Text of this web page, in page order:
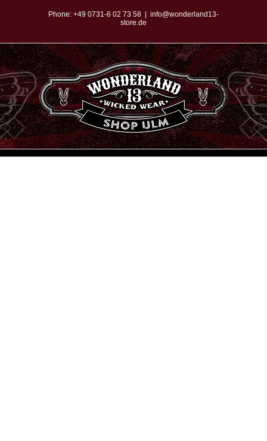
springen
Phone: +49 0731-6 02 73 58
info@wonderland13-
store.de